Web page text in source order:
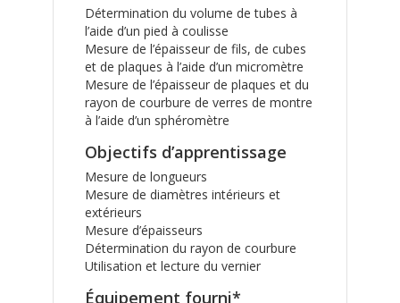
Détermination du volume de tubes à
l’aide d’un pied à coulisse
Mesure de l’épaisseur de fils, de cubes
et de plaques à l’aide d’un micromètre
Mesure de l’épaisseur de plaques et du
rayon de courbure de verres de montre
à l’aide d’un sphéromètre
Objectifs d’apprentissage
Mesure de longueurs
Mesure de diamètres intérieurs et
extérieurs
Mesure d’épaisseurs
Détermination du rayon de courbure
Utilisation et lecture du vernier
Équipement fourni*